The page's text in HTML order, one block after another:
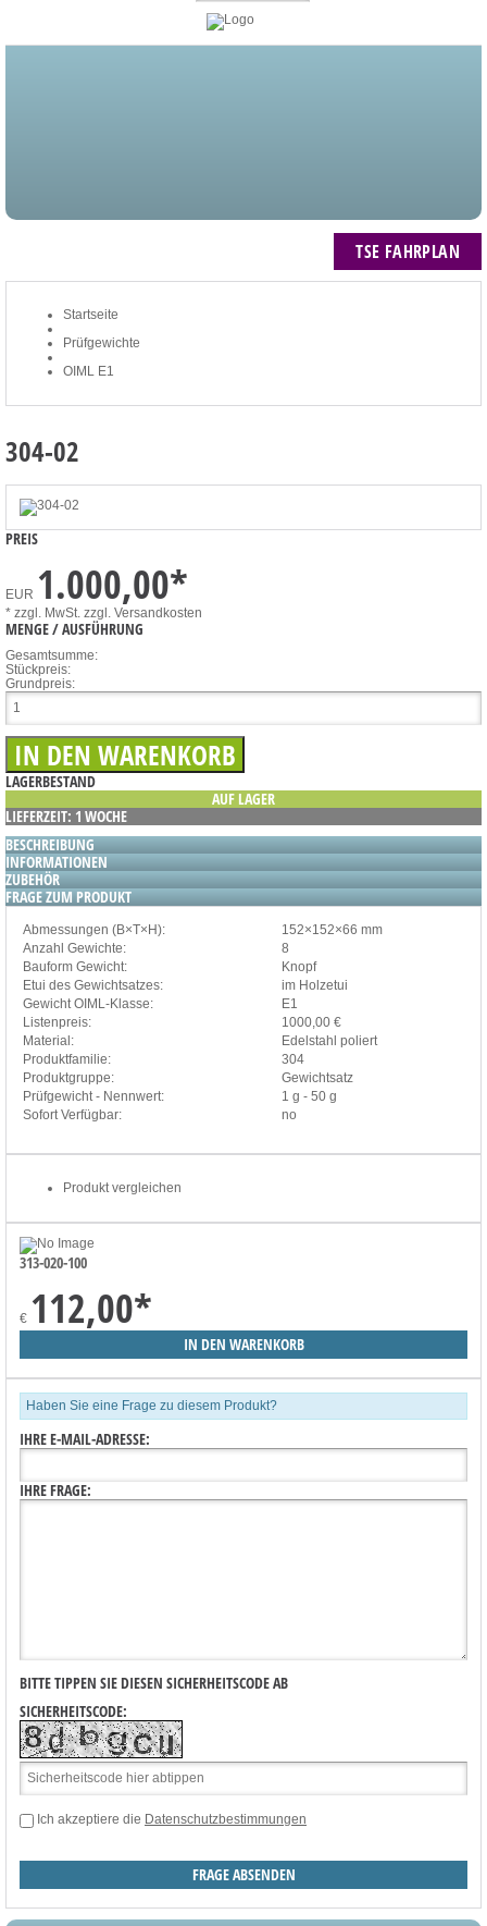
TSE FAHRPLAN
Startseite
Prüfgewichte
OIML E1
304-02
PREIS
EUR 1.000,00*
* zzgl. MwSt. zzgl. Versandkosten
MENGE / AUSFÜHRUNG
Gesamtsumme:
Stückpreis:
Grundpreis:
LAGERBESTAND
AUF LAGER
LIEFERZEIT: 1 WOCHE
BESCHREIBUNG
INFORMATIONEN
ZUBEHÖR
FRAGE ZUM PRODUKT
Abmessungen (B×T×H):
152×152×66 mm
Anzahl Gewichte:
8
Bauform Gewicht:
Knopf
Etui des Gewichtsatzes:
im Holzetui
Gewicht OIML-Klasse:
E1
Listenpreis:
1000,00 €
Material:
Edelstahl poliert
Produktfamilie:
304
Produktgruppe:
Gewichtsatz
Prüfgewicht - Nennwert:
1 g - 50 g
Sofort Verfügbar:
no
Produkt vergleichen
313-020-100
€ 112,00*
Haben Sie eine Frage zu diesem Produkt?
IHRE E-MAIL-ADRESSE:
IHRE FRAGE:
BITTE TIPPEN SIE DIESEN SICHERHEITSCODE AB
SICHERHEITSCODE:
Ich akzeptiere die Datenschutzbestimmungen